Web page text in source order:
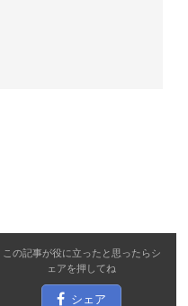
この記事が役に立ったと思ったらシ
ェアを押してね
シェア